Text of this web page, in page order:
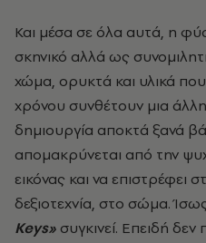
Και μέσα σε όλα αυτά, η
σκηνικό αλλά ως
χώμα, ορυκτά και υλικά
χρόνου συνθέτουν μια
δημιουργία αποκτά ξανά
απομακρύνεται από την
εικόνας και να επιστρέφει
δεξιοτεχνία, στο σώμα.
Keys» συγκινεί. Επειδή